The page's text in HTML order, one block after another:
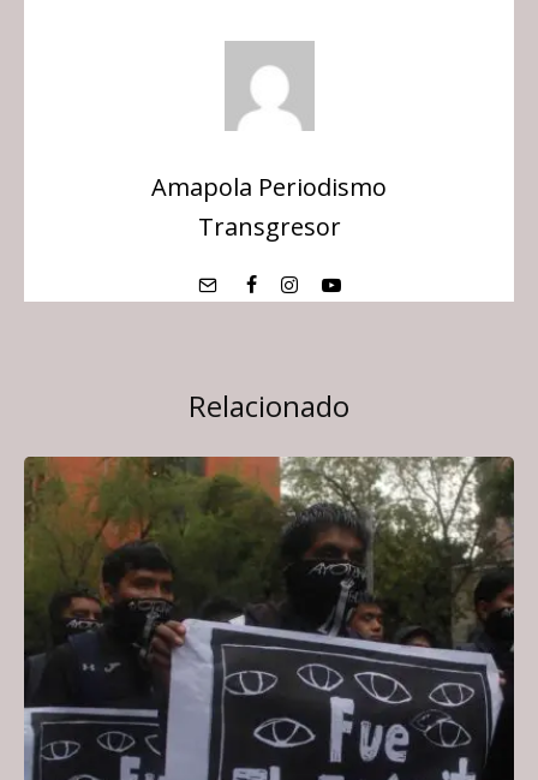
Amapola Periodismo
Transgresor
Relacionado